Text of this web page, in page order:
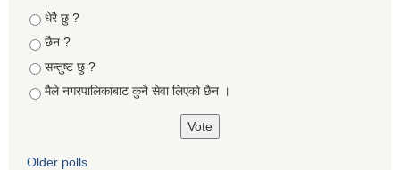
Choices
धेरै छु ?
छैन ?
सन्तुष्ट छु ?
मैले नगरपालिकाबाट कुनै सेवा लिएकाे छैन ।
Older polls